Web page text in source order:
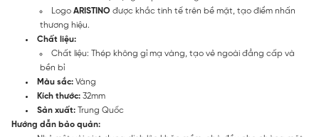
Logo ARISTINO được khắc tinh tế trên bề mặt, tạo điểm nhấn
thương hiệu.
Chất liệu:
Chất liệu: Thép không gỉ mạ vàng, tạo vẻ ngoài đẳng cấp và
bền bỉ
Màu sắc: Vàng
Kích thước: 32mm
Sản xuất: Trung Quốc
Hướng dẫn bảo quản: